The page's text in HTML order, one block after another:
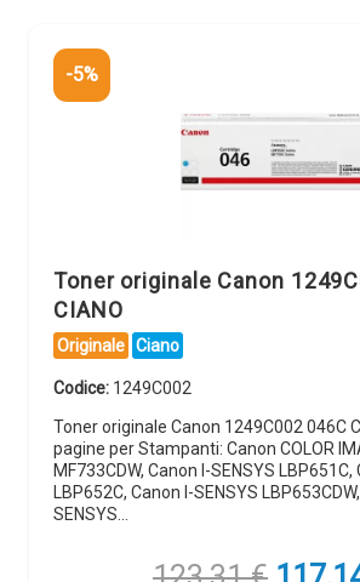
-5%
Toner originale Canon
CIANO
Originale Ciano
Codice: 1249C002
Toner originale Canon 1249C002 046C
pagine per Stampanti: Canon COLOR
MF733CDW, Canon I-SENSYS LBP651C,
LBP652C, Canon I-SENSYS
SENSYS…